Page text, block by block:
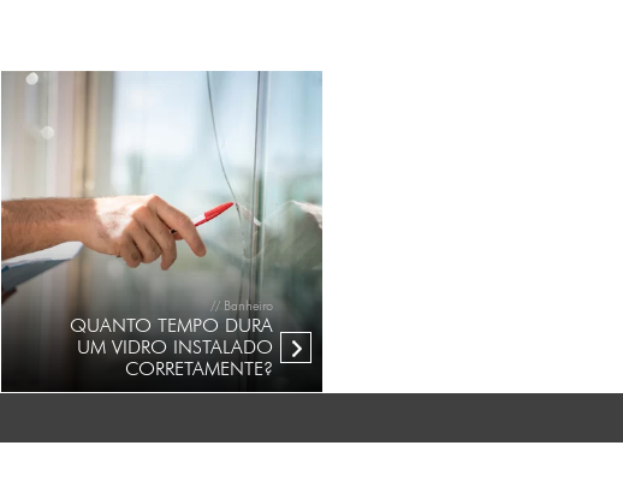
// Banheiro
QUANTO TEMPO DURA
UM VIDRO INSTALADO
CORRETAMENTE?